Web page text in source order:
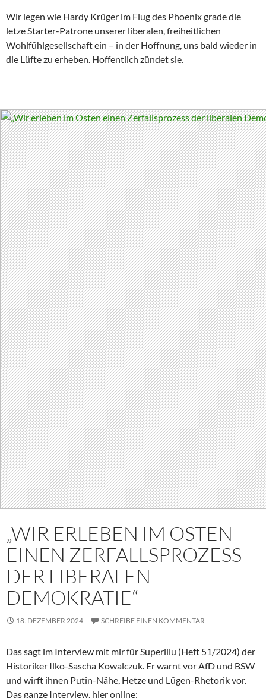
Wir legen wie Hardy Krüger im Flug des Phoenix grade die
letze Starter-Patrone unserer liberalen, freiheitlichen
Wohlfühlgesellschaft ein – in der Hoffnung, uns bald wieder in
die Lüfte zu erheben. Hoffentlich zündet sie.
„WIR ERLEBEN IM OSTEN
EINEN ZERFALLSPROZESS
DER LIBERALEN
DEMOKRATIE“
18. DEZEMBER 2024 SCHREIBE EINEN KOMMENTAR
Das sagt im Interview mit mir für Superillu (Heft 51/2024) der
Historiker Ilko-Sascha Kowalczuk. Er warnt vor AfD und BSW
und wirft ihnen Putin-Nähe, Hetze und Lügen-Rhetorik vor.
Das ganze Interview, hier online: